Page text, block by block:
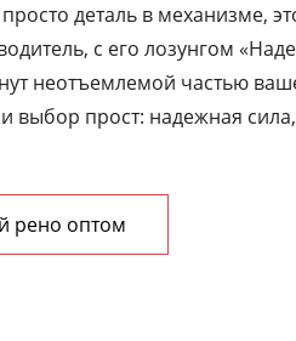
деталь в механизме,
с его лозунгом
неотъемлемой частью
прост: надежная
рено оптом